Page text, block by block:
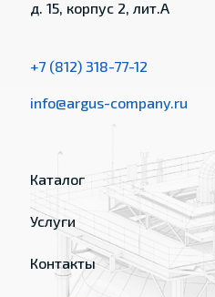
д. 15, корпус 2, лит.А
+7 (812) 318-77-12
info@argus-company.ru
Каталог
Услуги
Контакты